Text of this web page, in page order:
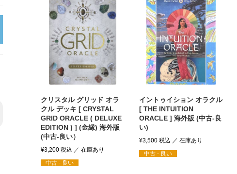
クリスタル グリッド オラ
クル デッキ [ CRYSTAL
GRID ORACLE ( DELUXE
EDITION ) ] (金縁) 海外版
(中古-良い）
¥3,200税込
中古 - 良い
イントゥイション オラクル
[ THE INTUITION
ORACLE ] 海外版 (中古-良
い)
¥3,500税込
中古 - 良い